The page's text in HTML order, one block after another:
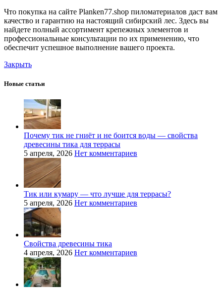
Что покупка на сайте Planken77.shop пиломатериалов даст вам
качество и гарантию на настоящий сибирский лес. Здесь вы
найдете полный ассортимент крепежных элементов и
профессиональные консультации по их применению, что
обеспечит успешное выполнение вашего проекта.
Закрыть
Новые статьи
Почему тик не гниёт и не боится воды — свойства
древесины тика для террасы
5 апреля, 2026 Нет комментариев
Тик или кумару — что лучше для террасы?
5 апреля, 2026 Нет комментариев
Свойства древесины тика
4 апреля, 2026 Нет комментариев